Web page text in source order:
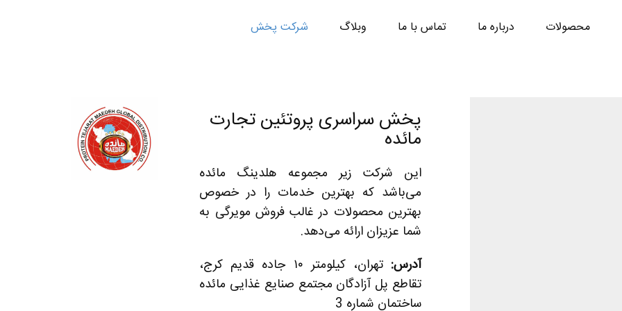
محصولات درباره ما تماس با ما وبلاگ شرکت پخش
پخش سراسری پروتئین تجارت
مائده
این شرکت زیر مجموعه هلدینگ مائده
می‌باشد که بهترین خدمات را در خصوص
بهترین محصولات در غالب فروش مویرگی به
شما عزیزان ارائه می‌دهد.
آدرس:
تهران، کیلومتر ۱۰ جاده قدیم کرج،
تقاطع پل آزادگان مجتمع صنایع غذایی مائده
ساختمان شماره 3